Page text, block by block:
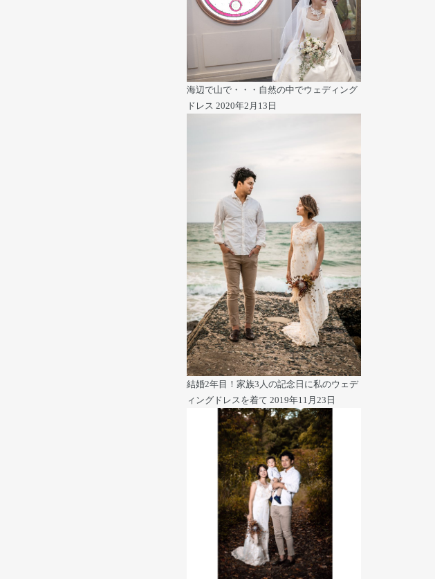
海辺で山で・・・自然の中でウェディング
ドレス 2020年2月13日
結婚2年目！家族3人の記念日に私のウェデ
ィングドレスを着て 2019年11月23日